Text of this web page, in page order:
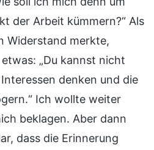
der Arbeit kümmern?“ Als
Widerstand merkte,
„Du kannst nicht
denken und die
Ich wollte weiter
beklagen. Aber dann
dass die Erinnerung